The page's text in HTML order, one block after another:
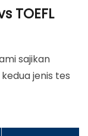
TOEFL
sajikan
jenis tes